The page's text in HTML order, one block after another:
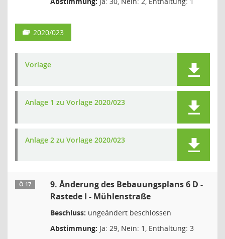
2020/023
Vorlage
Anlage 1 zu Vorlage 2020/023
Anlage 2 zu Vorlage 2020/023
Ö 17
9. Änderung des Bebauungsplans 6 D -
Rastede I - Mühlenstraße
Beschluss: ungeändert beschlossen
Abstimmung: Ja: 29, Nein: 1, Enthaltung: 3